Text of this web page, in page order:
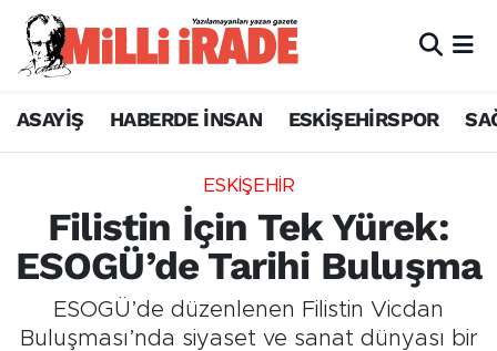
ASAYİŞ HABERDE İNSAN ESKİŞEHİRSPOR
ESKİŞEHİR
Filistin İçin Tek Yürek:
ESOGÜ’de Tarihi Buluşma
ESOGÜ’de düzenlenen Filistin Vicdan
Buluşması’nda siyaset ve sanat dünyası bir